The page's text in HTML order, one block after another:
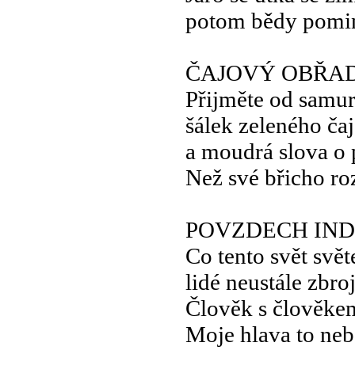
potom bědy
ČAJOVÝ
Přijměte od
šálek zeleného
a moudrá slova o
Než své břicho
POVZDECH
Co tento svět
lidé neustále
Člověk s
Moje hlava to